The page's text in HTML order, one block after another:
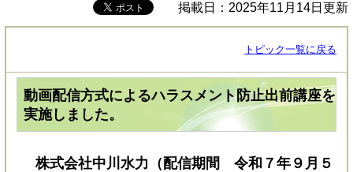
掲載日：2025年11月14日更新
トピック一覧に戻る
動画配信方式によるハラスメント防止出前講座を
実施しました。
株式会社中川水力（配信期間 令和７年９月５